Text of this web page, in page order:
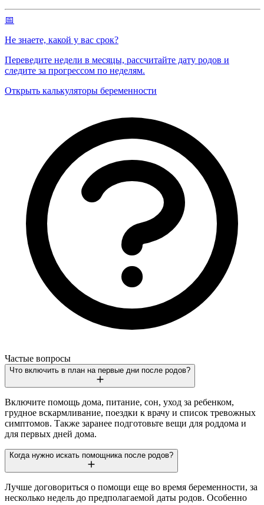
📅
Не знаете, какой у вас срок?
Переведите недели в месяцы, рассчитайте дату родов и
следите за прогрессом по неделям.
Открыть калькуляторы беременности
Частые вопросы
Что включить в план на первые дни после родов?
Включите помощь дома, питание, сон, уход за ребенком,
грудное вскармливание, поездки к врачу и список тревожных
симптомов. Также заранее подготовьте вещи для роддома и
для первых дней дома.
Когда нужно искать помощника после родов?
Лучше договориться о помощи еще во время беременности, за
несколько недель до предполагаемой даты родов. Особенно